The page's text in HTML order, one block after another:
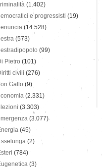
(1.402)
e progressisti (19)
(14.528)
(573)
(99)
Pietro (101)
civili (276)
Gallo (9)
(2.331)
(3.303)
(3.077)
(45)
(2)
(784)
(3)